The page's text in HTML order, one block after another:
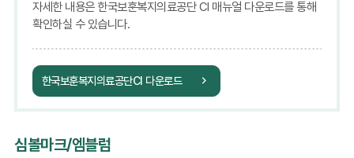
자세한 내용은 한국보훈복지의료공단 CI 매뉴얼 다운로드를 통해
확인하실 수 있습니다.
한국보훈복지의료공단CI 다운로드
심볼마크/엠블럼